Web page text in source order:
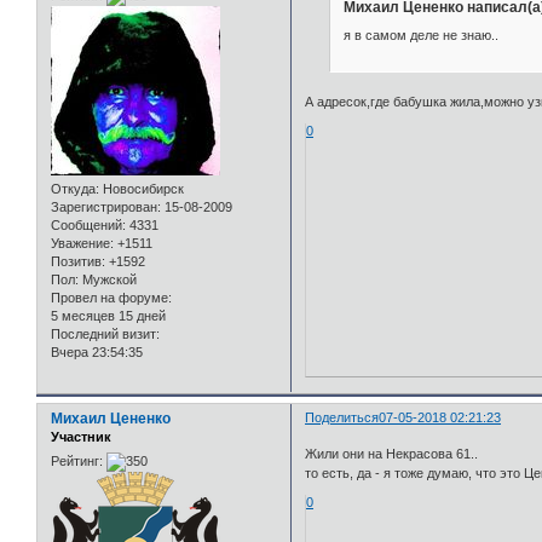
Откуда: Новосибирск
Зарегистрирован: 15-08-2009
Сообщений: 4331
Уважение: +1511
Позитив: +1592
Пол: Мужской
Провел на форуме:
5 месяцев 15 дней
Последний визит:
Вчера 23:54:35
Михаил Цененко
я в самом деле не знаю..
А адресок,где бабушка жила,можно
0
Поделиться07-05-2018 02:21:23
Михаил Цененко
Участник
Рейтинг:
Жили они на Некрасова 61..
то есть, да - я тоже думаю, что это
0